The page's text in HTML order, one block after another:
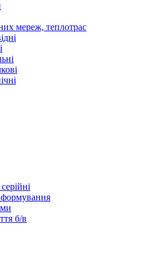
мереж, теплотрас
б/в